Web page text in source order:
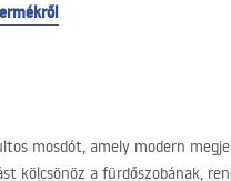
mosdót, amely modern
kölcsönöz a fürdőszobának,